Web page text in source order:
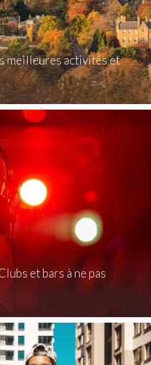
meilleures activités et
et bars à ne pas